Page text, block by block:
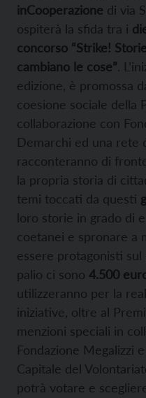
inCooperazione di via
ospiterà la sfida tra i
concorso “Strike!
cambiano le cose”.
edizione, è promossa
coesione sociale della
collaborazione con
Demarchi ed una rete
racconteranno di
la propria storia di
temi toccati da questi
loro storie in grado di
coetanei e spronare a
essere protagonisti
palio ci sono 4.500
utilizzeranno per la
iniziative, oltre al
menzioni speciali in
Fondazione Megalizzi
Capitale del
potrà votare e